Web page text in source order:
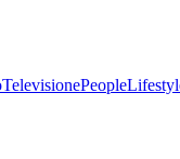
TelevisionePeople